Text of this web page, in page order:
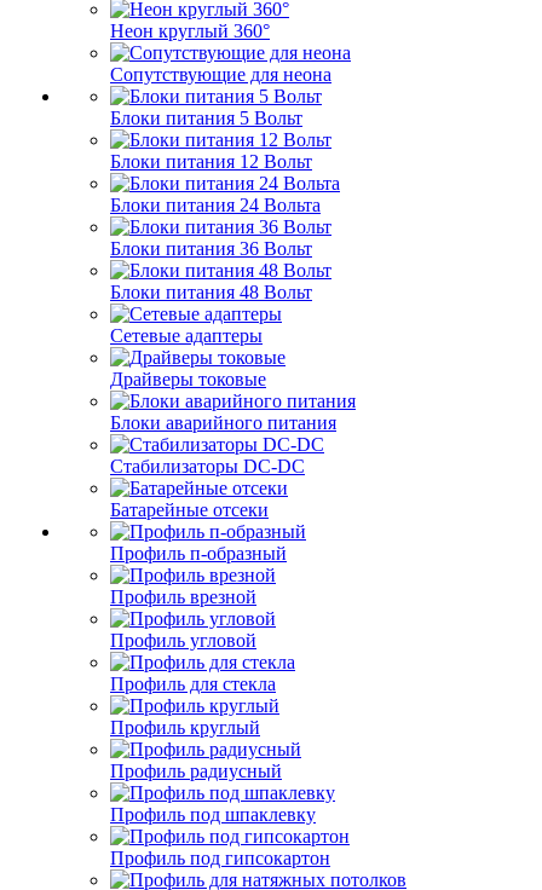
Неон круглый 360°
Сопутствующие для неона
Блоки питания 5 Вольт
Блоки питания 12 Вольт
Блоки питания 24 Вольта
Блоки питания 36 Вольт
Блоки питания 48 Вольт
Сетевые адаптеры
Драйверы токовые
Блоки аварийного питания
Стабилизаторы DC-DC
Батарейные отсеки
Профиль п-образный
Профиль врезной
Профиль угловой
Профиль для стекла
Профиль круглый
Профиль радиусный
Профиль под шпаклевку
Профиль под гипсокартон